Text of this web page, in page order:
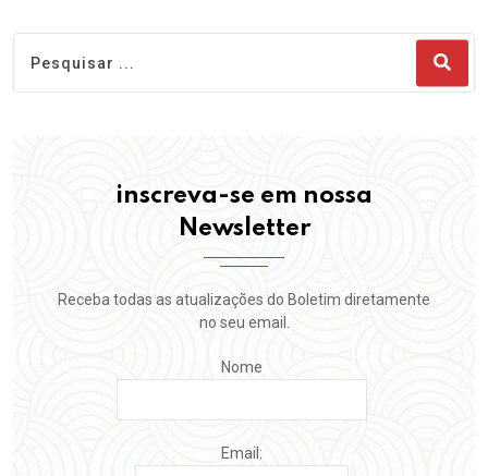
inscreva-se em nossa
Newsletter
Receba todas as atualizações do Boletim diretamente
no seu email.
Nome
Email: